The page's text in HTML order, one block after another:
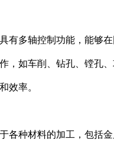
有多轴控制功能，能够
，如车削、钻孔、镗孔
效率。
各种材料的加工，包括金